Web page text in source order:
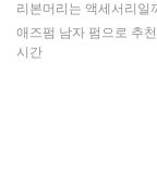
리본머리는 액세서리일
애즈펌 남자 펌으로 추
시간